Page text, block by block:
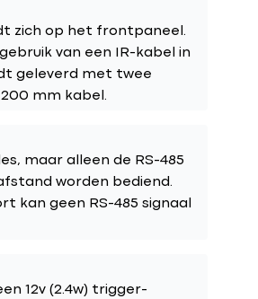
zich op het frontpaneel.
van een IR-kabel in
geleverd met twee
mm kabel.
maar alleen de RS-485
worden bediend.
kan geen RS-485 signaal
12v (2.4w) trigger-